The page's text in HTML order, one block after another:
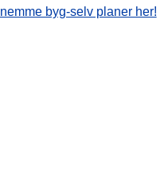
byg-selv planer her!